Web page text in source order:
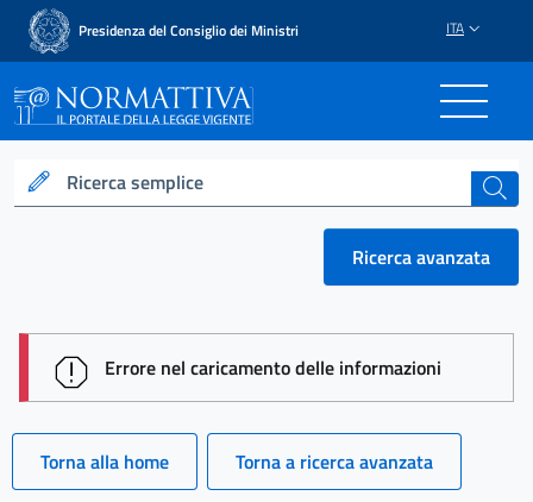
Presidenza del Consiglio dei Ministri ITA
Normattiva - Il portale
Ricerca semplice cerca
Ricerca avanzata
session id:
Errore nel caricamento delle informazioni
Torna alla home Torna a ricerca avanzata